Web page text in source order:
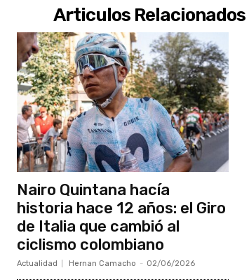
Articulos Relacionados
Nairo Quintana hacía
historia hace 12 años: el Giro
de Italia que cambió al
ciclismo colombiano
Actualidad Hernan Camacho - 02/06/2026